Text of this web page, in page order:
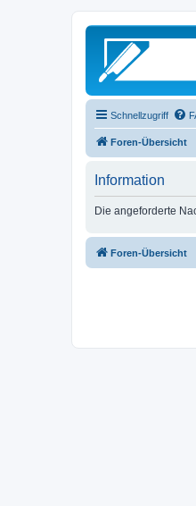
Schnellzugriff
Foren-Übersicht
Information
Die angeforderte
Foren-Übersicht